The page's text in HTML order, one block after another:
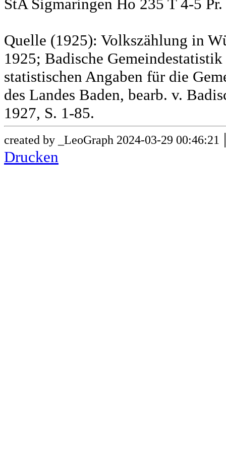
StA Sigmaringen Ho 235 T 4-5
Quelle (1925): Volkszählung in
1925; Badische
statistischen Angaben für die
des Landes Baden, bearb. v.
1927, S. 1-85.
created by _LeoGraph 2024-03-29 00:46:21
Drucken